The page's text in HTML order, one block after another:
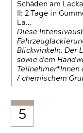
Schäden am
II: 2 Tage in
La…
Diese
Blickwinkeln. Der
sowie dem
/ chemischem
5